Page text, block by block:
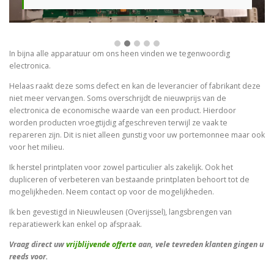
In bijna alle apparatuur om ons heen vinden we tegenwoordig
electronica.
Helaas raakt deze soms defect en kan de leverancier of fabrikant deze
niet meer vervangen. Soms overschrijdt de nieuwprijs van de
electronica de economische waarde van een product. Hierdoor
worden producten vroegtijdig afgeschreven terwijl ze vaak te
repareren zijn. Dit is niet alleen gunstig voor uw portemonnee maar ook
voor het milieu.
Ik herstel printplaten voor zowel particulier als zakelijk. Ook het
dupliceren of verbeteren van bestaande printplaten behoort tot de
mogelijkheden. Neem contact op voor de mogelijkheden.
Ik ben gevestigd in Nieuwleusen (Overijssel), langsbrengen van
reparatiewerk kan enkel op afspraak.
Vraag direct uwvrijblijvende offerteaan, vele tevreden klanten gingen u
reeds voor.